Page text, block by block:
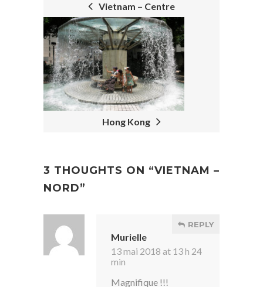
Vietnam – Centre
Hong Kong
3 THOUGHTS ON “VIETNAM –
NORD”
Murielle
13 mai 2018 at 13 h 24
min
REPLY
Magnifique !!!